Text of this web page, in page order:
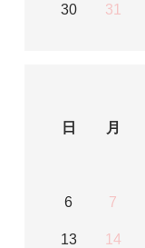
30 31
日
月
6 7
13 14